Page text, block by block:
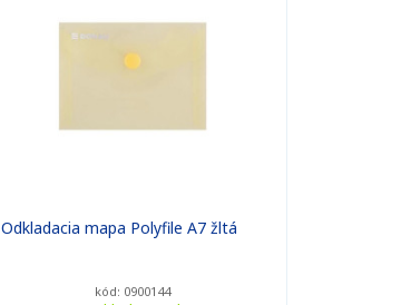
Odkladacia mapa Polyfile A7 žltá
kód: 0900144